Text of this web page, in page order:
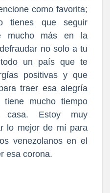
como favorita;
tienes que seguir
mucho más en la
no solo a tu
un país que te
positivas y que
traer esa alegría
mucho tiempo
casa. Estoy muy
lo mejor de mí para
venezolanos en el
esa corona.